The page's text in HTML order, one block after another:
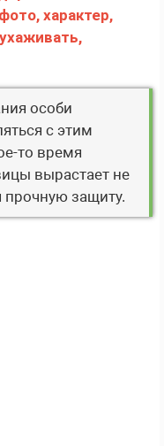
особи
с этим
то время
вырастает не
прочную защиту.